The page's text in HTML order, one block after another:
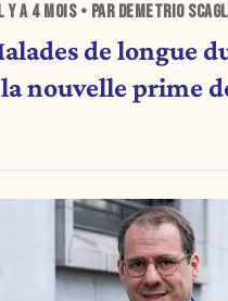
Y A 4 MOIS• PAR DEMETRIO
de longue
nouvelle prime